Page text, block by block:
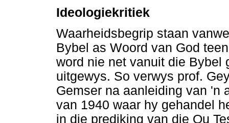
Ideologiekritiek
Waarheidsbegrip staan
Bybel as Woord van God
word nie net vanuit die Bybel
uitgewys. So verwys prof.
Gemser na aanleiding van 'n
van 1940 waar hy gehandel
in die prediking van die Ou